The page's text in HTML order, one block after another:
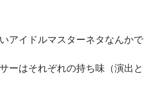
アイドルマスターネタなんかで
ーはそれぞれの持ち味（演出と